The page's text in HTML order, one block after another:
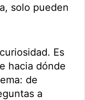
solo pueden
Es
hacia dónde
de
a